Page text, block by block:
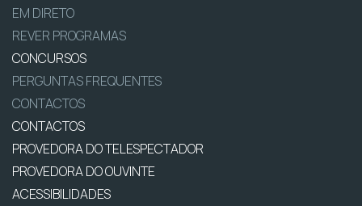
EM DIRETO
REVER PROGRAMAS
CONCURSOS
PERGUNTAS FREQUENTES
CONTACTOS
CONTACTOS
PROVEDORA DO TELESPECTADOR
PROVEDORA DO OUVINTE
ACESSIBILIDADES